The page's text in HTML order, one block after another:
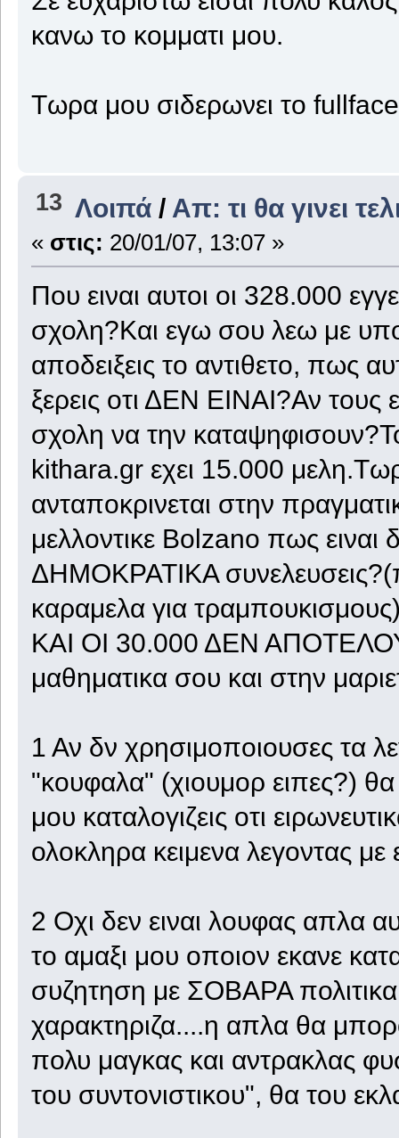
κανω το κομματι μου.
Τωρα μου σιδερωνει το
13 Λοιπά / Απ: τι θα γινει
« στις: 20/01/07, 13:07 »
Που ειναι αυτοι οι 328.000
σχολη?Και εγω σου λεω με
αποδειξεις το αντιθετο, πως
ξερεις οτι ΔΕΝ ΕΙΝΑΙ?Αν τους
σχολη να την
kithara.gr εχει 15.000
ανταποκρινεται στην
μελλοντικε Βolzano πως
ΔΗΜΟΚΡΑΤΙΚΑ
καραμελα για
ΚΑΙ ΟΙ 30.000 ΔΕΝ
μαθηματικα σου και στην
1 Αν δν χρησιμοποιουσες τα
"κουφαλα" (χιουμορ ειπες?) θα
μου καταλογιζεις οτι
ολοκληρα κειμενα λεγοντας
2 Οχι δεν ειναι λουφας απλα
το αμαξι μου οποιον εκανε
συζητηση με ΣΟΒΑΡΑ
χαρακτηριζα....η απλα θα
πολυ μαγκας και αντρακλας
του συντονιστικου", θα του